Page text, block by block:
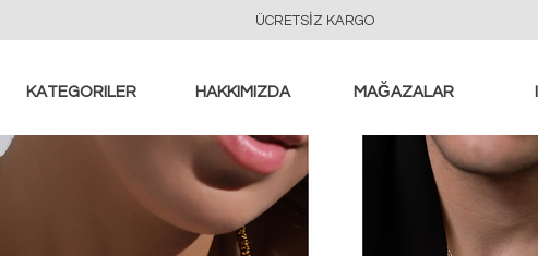
ÜCRETSİZ KARGO
KATEGORILER HAKKIMIZDA MAĞAZALAR